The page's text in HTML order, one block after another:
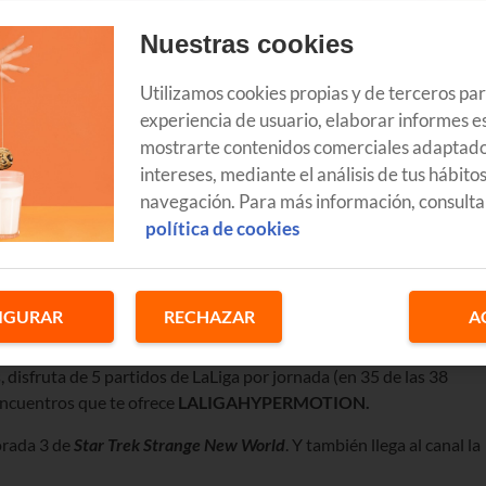
que te ofrecemos en Euskaltel
es un planazo de verano. En
que puedes contratar siempre que dispongas de algún
de 5 partidos de LaLiga por jornada (en 35 de las 38
que te ofrece LALIGAHYPERMOTION.
3 de Star Trek Strange New World . Y también llega al canal la
Nuestras cookies
Utilizamos cookies propias y de terceros
experiencia de usuario, elaborar informes
mostrarte contenidos comerciales
intereses, mediante el análisis de tus
navegación. Para más información,
política de cookies
RECHAZAR